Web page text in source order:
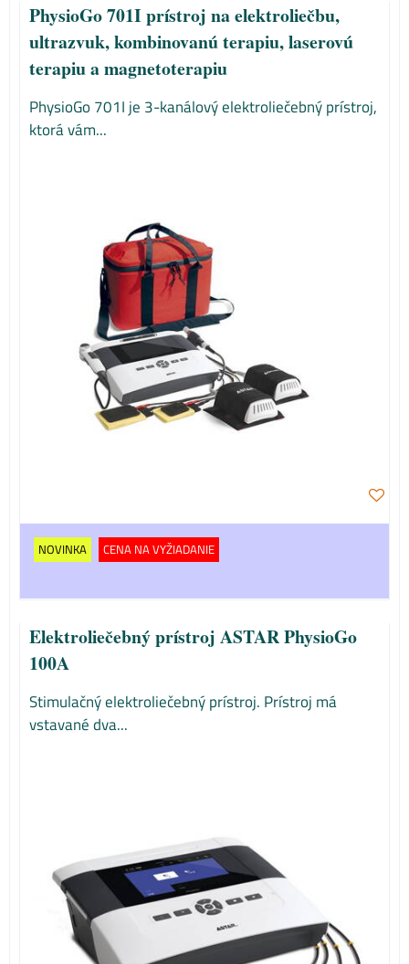
PhysioGo 701I prístroj na elektroliečbu,
ultrazvuk, kombinovanú terapiu, laserovú
terapiu a magnetoterapiu
PhysioGo 701I je 3-kanálový elektroliečebný prístroj,
ktorá vám...
NOVINKA CENA NA VYŽIADANIE
Elektroliečebný prístroj ASTAR PhysioGo
100A
Stimulačný elektroliečebný prístroj. Prístroj má
vstavané dva...